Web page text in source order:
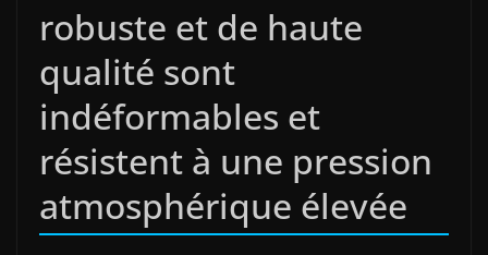
robuste et de haute
qualité sont
indéformables et
résistent à une pression
atmosphérique élevée